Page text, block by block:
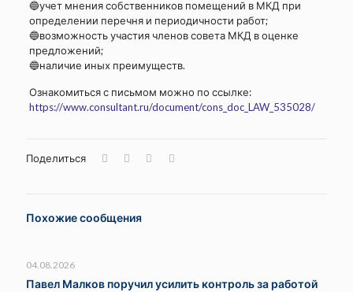
🔵учет мнения собственников помещений в МКД при
определении перечня и периодичности работ;
🔵возможность участия членов совета МКД в оценке
предложений;
🔵наличие иных преимуществ.
Ознакомиться с письмом можно по ссылке:
https://www.consultant.ru/document/cons_doc_LAW_535028/
Поделиться
Похожие сообщения
04.08.2026
Павел Малков поручил усилить контроль за работой